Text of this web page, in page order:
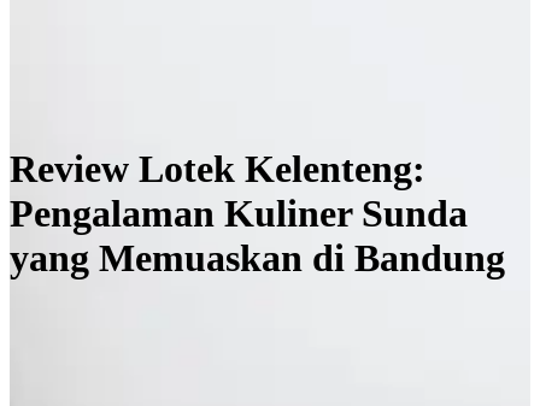
Review Lotek Kelenteng:
Pengalaman Kuliner Sunda
yang Memuaskan di Bandung